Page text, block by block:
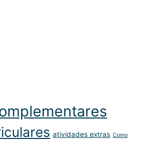
atividades extras Como